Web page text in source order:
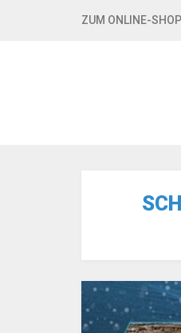
ZUM ONLINE-SHOP